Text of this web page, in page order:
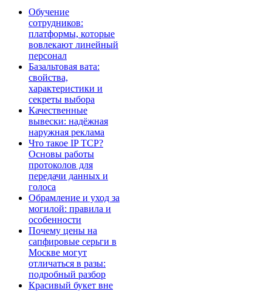
Обучение
сотрудников:
платформы, которые
вовлекают линейный
персонал
Базальтовая вата:
свойства,
характеристики и
секреты выбора
Качественные
вывески: надёжная
наружная реклама
Что такое IP TCP?
Основы работы
протоколов для
передачи данных и
голоса
Обрамление и уход за
могилой: правила и
особенности
Почему цены на
сапфировые серьги в
Москве могут
отличаться в разы:
подробный разбор
Красивый букет вне